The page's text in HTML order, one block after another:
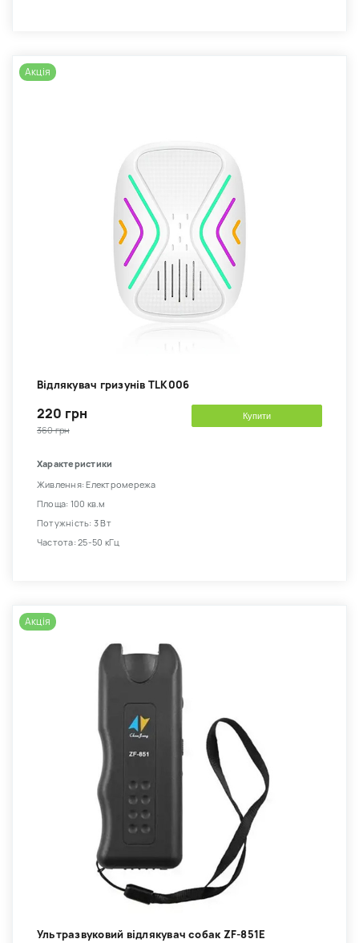
Акція
Відлякувач гризунів TLK006
220 грн
360 грн
Купити
Характеристики
Живлення: Електромережа
Площа: 100 кв.м
Потужність: 3 Вт
Частота: 25-50 кГц
Акція
Ультразвуковий відлякувач собак ZF-851E